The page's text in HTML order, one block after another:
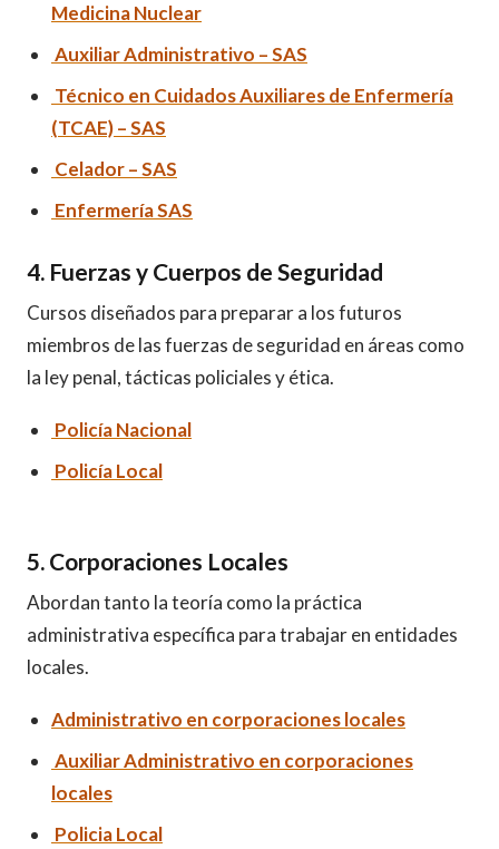
Medicina Nuclear
Auxiliar Administrativo – SAS
Técnico en Cuidados Auxiliares de Enfermería
(TCAE) – SAS
Celador – SAS
Enfermería SAS
4. Fuerzas y Cuerpos de Seguridad
Cursos diseñados para preparar a los futuros
miembros de las fuerzas de seguridad en áreas como
la ley penal, tácticas policiales y ética.
Policía Nacional
Policía Local
5. Corporaciones Locales
Abordan tanto la teoría como la práctica
administrativa específica para trabajar en entidades
locales.
Administrativo en corporaciones locales
Auxiliar Administrativo en corporaciones
locales
Policia Local